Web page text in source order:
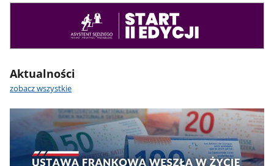
Aktualności
zobacz wszystkie